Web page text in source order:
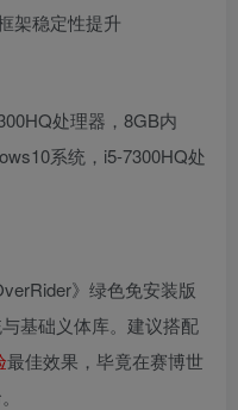
架稳定性提升
处理器，8GB内
系统，i5-7300HQ处
》绿色免安装版
基础义体库。建议搭配
最佳效果，毕竟在赛博世